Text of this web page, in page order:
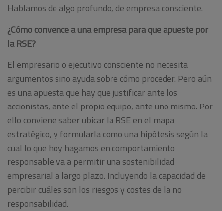
Hablamos de algo profundo, de empresa consciente.
¿Cómo convence a una empresa para que apueste por
la RSE?
El empresario o ejecutivo consciente no necesita
argumentos sino ayuda sobre cómo proceder. Pero aún
es una apuesta que hay que justificar ante los
accionistas, ante el propio equipo, ante uno mismo. Por
ello conviene saber ubicar la RSE en el mapa
estratégico, y formularla como una hipótesis según la
cual lo que hoy hagamos en comportamiento
responsable va a permitir una sostenibilidad
empresarial a largo plazo. Incluyendo la capacidad de
percibir cuáles son los riesgos y costes de la no
responsabilidad.